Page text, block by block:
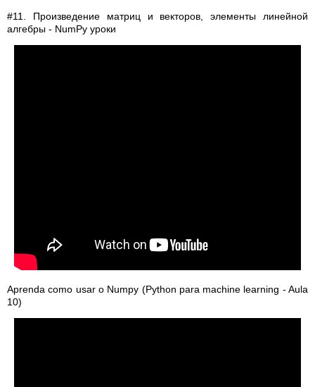
#11. Произведение матриц и векторов, элементы линейной
алгебры - NumPy уроки
Aprenda como usar o Numpy (Python para machine learning - Aula
10)